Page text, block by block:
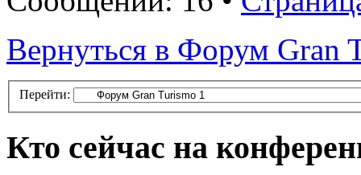
Вернуться в Форум Gran
Перейти:
Кто сейчас на